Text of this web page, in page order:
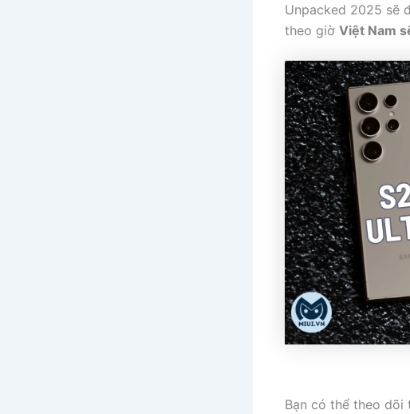
Unpacked 2025 sẽ
theo giờ Việt Nam
Bạn có thể theo dõi